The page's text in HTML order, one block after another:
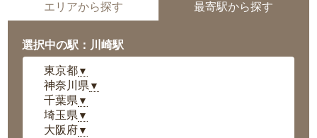
エリアから探す 最寄駅から探す
選択中の駅：川崎駅
東京都▼
神奈川県 ▼
千葉県 ▼
埼玉県 ▼
大阪府▼